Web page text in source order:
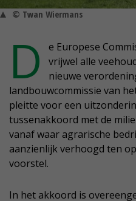
© Twan Wiermans
D
e Europese
vrijwel alle
nieuwe
landbouwcommissie van
pleitte voor een
tussenakkoord met de
vanaf waar agrarische
aanzienlijk verhoogd ten
voorstel.
In het akkoord is